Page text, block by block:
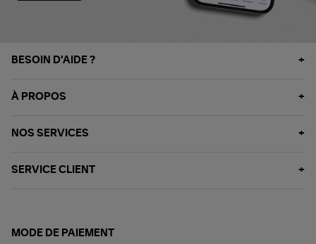
BESOIN D'AIDE ?
À PROPOS
NOS SERVICES
SERVICE CLIENT
MODE DE PAIEMENT